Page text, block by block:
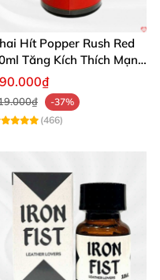
dễ mang theo, tác
với các loại popper
60ml! 🛒 Mua ngay
biệt và tận hưởng
nhất.
Hít Popper Rush Red
Tăng Kích Thích Mạnh
-37%
(466)